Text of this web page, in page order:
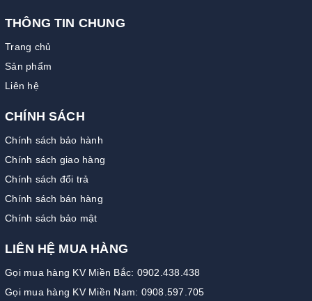
THÔNG TIN CHUNG
Trang chủ
Sản phẩm
Liên hệ
CHÍNH SÁCH
Chính sách bảo hành
Chính sách giao hàng
Chính sách đổi trả
Chính sách bán hàng
Chính sách bảo mật
LIÊN HỆ MUA HÀNG
Gọi mua hàng KV Miền Bắc: 0902.438.438
Gọi mua hàng KV Miền Nam: 0908.597.705